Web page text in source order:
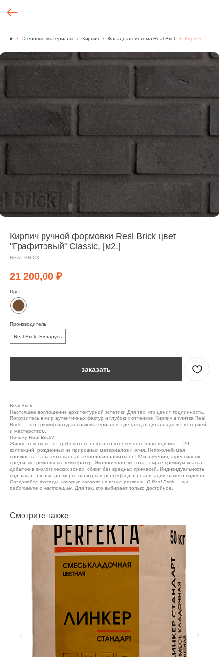
Стеновые материалы Кирпич Фасадная система Real Brick
Кирпич ручной формовки Real Brick цвет
"Графитовый" Classic, [м2.]
REAL BRICK
21 200,00 ₽
Цвет
Производитель
Real Brick. Беларусь
заказать
Real Brick:
Настоящее воплощение архитектурной эстетики Для тех, кто ценит подлинность.
Погрузитесь в мир аутентичных фактур и глубоких оттенков. Кирпич и плитка Real
Brick — это триумф натуральных материалов, где каждая деталь дышит историей
и мастерством.
Почему Real Brick?
Живые текстуры : от грубоватого лофта до утонченного классицизма — 29
коллекций, рожденных из природных материалов и огня. Непоколебимая
прочность : запатентованная технология защиты от UV-излучения, агрессивных
сред и экстремальных температур. Экологичная чистота : сырье премиум-класса,
добытое в экологических зонах, обжиг без вредных примесей. Индивидуальность
под заказ : любые размеры, палитры и рельефы для реализации вашего видения.
Создавайте фасады, которые говорят на языке роскоши. С Real Brick — вы
работаете с настоящим.
Для тех, кто выбирает только достойное.
Смотрите также